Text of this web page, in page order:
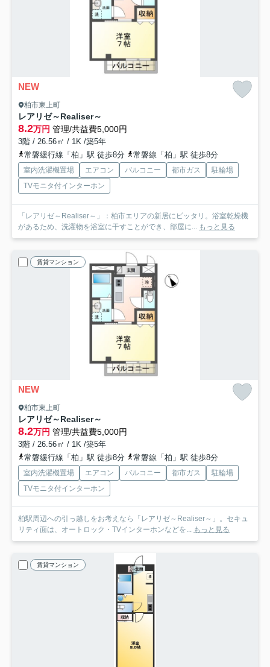
NEW
柏市東上町
レアリゼ～Realiser～
8.2万円 管理/共益費5,000円
3階 / 26.56㎡ / 1K /築5年
常磐緩行線「柏」駅 徒歩8分
常磐線「柏」駅 徒歩8分
室内洗濯機置場 エアコン バルコニー 都市ガス
駐輪場
TVモニタ付インターホン
「レアリゼ～Realiser～」：柏市エリアの新居にピッタリ。浴室乾燥機
があるため、洗濯物を浴室に干すことができ、部屋に... もっと見る
賃貸マンション
NEW
柏市東上町
レアリゼ～Realiser～
8.2万円 管理/共益費5,000円
3階 / 26.56㎡ / 1K /築5年
常磐緩行線「柏」駅 徒歩8分
常磐線「柏」駅 徒歩8分
室内洗濯機置場 エアコン バルコニー 都市ガス
駐輪場
TVモニタ付インターホン
柏駅周辺への引っ越しをお考えなら「レアリゼ～Realiser～」。セキュ
リティ面は、オートロック・TVインターホンなどを... もっと見る
賃貸マンション